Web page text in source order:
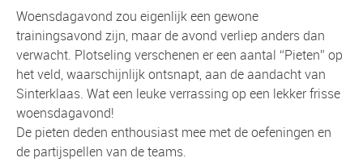
Woensdagavond zou eigenlijk een gewone
trainingsavond zijn, maar de avond verliep anders dan
verwacht. Plotseling verschenen er een aantal “Pieten” op
het veld, waarschijnlijk ontsnapt, aan de aandacht van
Sinterklaas. Wat een leuke verrassing op een lekker frisse
woensdagavond!
De pieten deden enthousiast mee met de oefeningen en
de partijspellen van de teams.